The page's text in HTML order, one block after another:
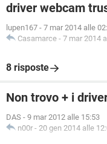
driver webcam
lupen167 - 7 mar 2014 alle
Casamarce - 7 mar 2014
8 risposte
Non trovo + i
DAS - 9 mar 2012 alle 15:53
n00r - 20 gen 2014 alle